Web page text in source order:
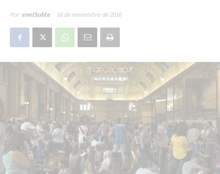
Por enelSubte 16 de noviembre de 2016